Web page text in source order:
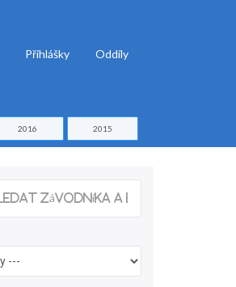
Přihlášky Oddíly
2016 2015